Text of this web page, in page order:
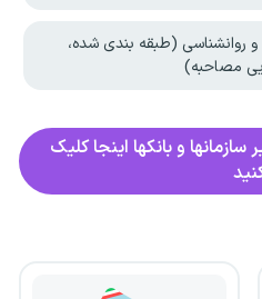
(طبقه بندی شده،
مصاحبه)
و بانکها اینجا کلیک